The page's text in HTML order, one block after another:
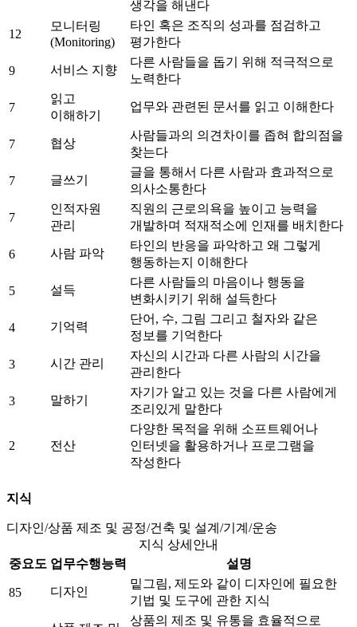
생각을 해낸다
12
모니터링
(Monitoring)
타인 혹은 조직의 성과를 점검하고
평가한다
9 서비스 지향
다른 사람들을 돕기 위해 적극적으로
노력한다
7
읽고
이해하기
업무와 관련된 문서를 읽고 이해한다
7 협상
사람들과의 의견차이를 좁혀 합의점을
찾는다
7 글쓰기
글을 통해서 다른 사람과 효과적으로
의사소통한다
7
인적자원
관리
직원의 근로의욕을 높이고 능력을
개발하며 적재적소에 인재를 배치한다
6 사람 파악
타인의 반응을 파악하고 왜 그렇게
행동하는지 이해한다
5 설득
다른 사람들의 마음이나 행동을
변화시키기 위해 설득한다
4 기억력
단어, 수, 그림 그리고 철자와 같은
정보를 기억한다
3 시간 관리
자신의 시간과 다른 사람의 시간을
관리한다
3 말하기
자기가 알고 있는 것을 다른 사람에게
조리있게 말한다
2 전산
다양한 목적을 위해 소프트웨어나
인터넷을 활용하거나 프로그램을
작성한다
지식
디자인/상품 제조 및 공정/건축 및 설계/기계/운송
지식 상세안내
중요도 업무수행능력 설명
85 디자인
밑그림, 제도와 같이 디자인에 필요한
기법 및 도구에 관한 지식
상품의 제조 및 유통을 효율적으로